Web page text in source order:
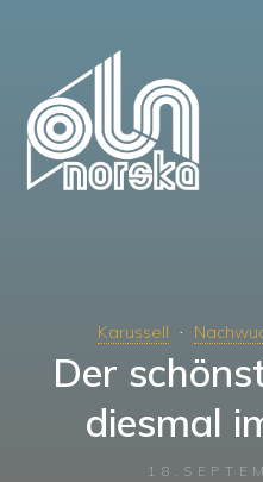
Karussell
Der
diesmal